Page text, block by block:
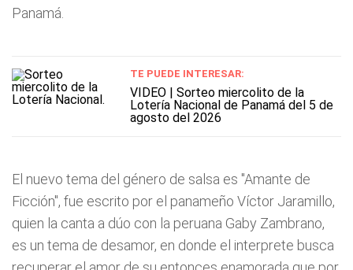
Panamá.
TE PUEDE INTERESAR:
VIDEO | Sorteo miercolito de la
Lotería Nacional de Panamá del 5 de
agosto del 2026
El nuevo tema del género de salsa es "Amante de
Ficción", fue escrito por el panameño Víctor Jaramillo,
quien la canta a dúo con la peruana Gaby Zambrano,
es un tema de desamor, en donde el interprete busca